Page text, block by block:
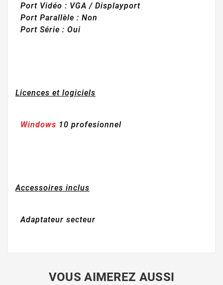
Port Vidéo : VGA / Displayport
Port Parallèle : Non
Port Série : Oui
Licences et logiciels
Windows 10 profesionnel
Accessoires inclus
Adaptateur secteur
VOUS AIMEREZ AUSSI